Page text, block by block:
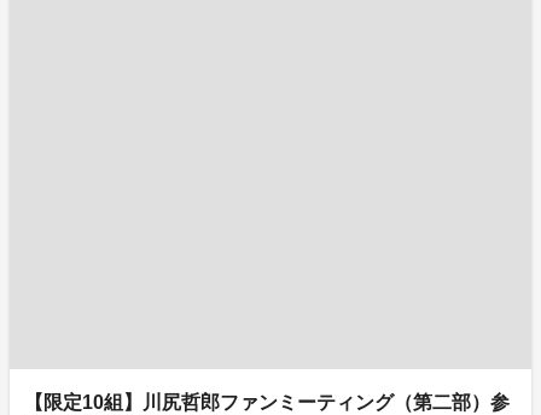
【限定10組】川尻哲郎ファンミーティング（第二部）参